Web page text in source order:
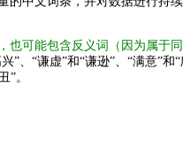
可能包含反义词（因为属于同
、“谦虚”和“谦逊”、“满意”和“
”。